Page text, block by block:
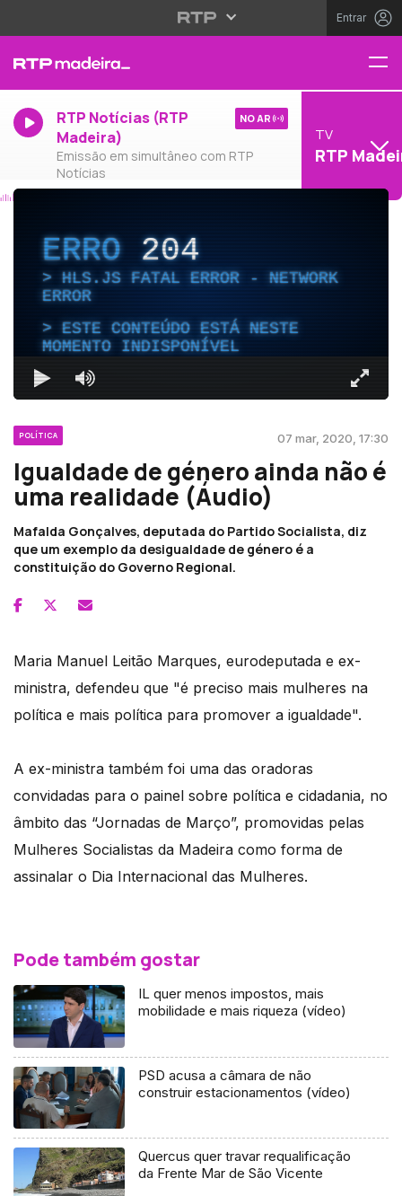
Entrar
RTP Notícias (RTP
Madeira)
Emissão em simultâneo com RTP
Notícias
NO AR
TV
RTP
ERRO204
HLS.JS FATAL ERROR - NETWORK
ERROR
ESTE CONTEÚDO ESTÁ NESTE
MOMENTO INDISPONÍVEL
POLÍTICA 07 mar, 2020, 17:30
Igualdade de género ainda não é
uma realidade (Áudio)
Mafalda Gonçalves, deputada do Partido Socialista, diz
que um exemplo da desigualdade de género é a
constituição do Governo Regional.
Maria Manuel Leitão Marques, eurodeputada e ex-
ministra, defendeu que "é preciso mais mulheres na
política e mais política para promover a igualdade".
A ex-ministra também foi uma das oradoras
convidadas para o painel sobre política e cidadania, no
âmbito das “Jornadas de Março”, promovidas pelas
Mulheres Socialistas da Madeira como forma de
assinalar o Dia Internacional das Mulheres.
Pode também gostar
IL quer menos impostos, mais
mobilidade e mais riqueza (vídeo)
PSD acusa a câmara de não
construir estacionamentos (vídeo)
Quercus quer travar requalificação
da Frente Mar de São Vicente